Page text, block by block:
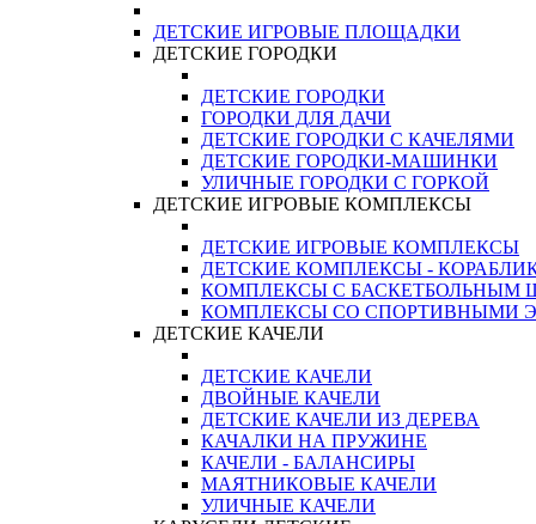
ДЕТСКИЕ ИГРОВЫЕ ПЛОЩАДКИ
ДЕТСКИЕ ГОРОДКИ
ДЕТСКИЕ ГОРОДКИ
ГОРОДКИ ДЛЯ ДАЧИ
ДЕТСКИЕ ГОРОДКИ С КАЧЕЛЯМИ
ДЕТСКИЕ ГОРОДКИ-МАШИНКИ
УЛИЧНЫЕ ГОРОДКИ С ГОРКОЙ
ДЕТСКИЕ ИГРОВЫЕ КОМПЛЕКСЫ
ДЕТСКИЕ ИГРОВЫЕ КОМПЛЕКСЫ
ДЕТСКИЕ КОМПЛЕКСЫ -
КОМПЛЕКСЫ С БАСКЕТБОЛЬНЫМ
КОМПЛЕКСЫ СО СПОРТИВНЫМИ
ДЕТСКИЕ КАЧЕЛИ
ДЕТСКИЕ КАЧЕЛИ
ДВОЙНЫЕ КАЧЕЛИ
ДЕТСКИЕ КАЧЕЛИ ИЗ ДЕРЕВА
КАЧАЛКИ НА ПРУЖИНЕ
КАЧЕЛИ - БАЛАНСИРЫ
МАЯТНИКОВЫЕ КАЧЕЛИ
УЛИЧНЫЕ КАЧЕЛИ